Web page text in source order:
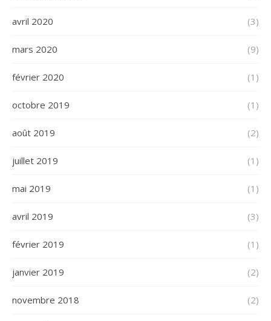
avril 2020 (3)
mars 2020 (9)
février 2020 (1)
octobre 2019 (1)
août 2019 (2)
juillet 2019 (1)
mai 2019 (1)
avril 2019 (3)
février 2019 (1)
janvier 2019 (2)
novembre 2018 (2)